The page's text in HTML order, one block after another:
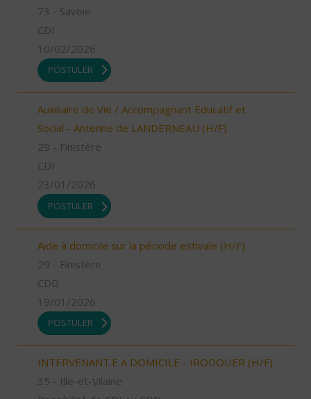
73 - Savoie
CDI
10/02/2026
POSTULER
Auxiliaire de Vie / Accompagnant Educatif et
Social - Antenne de LANDERNEAU (H/F)
29 - Finistère
CDI
23/01/2026
POSTULER
Aide à domicile sur la période estivale (H/F)
29 - Finistère
CDD
19/01/2026
POSTULER
INTERVENANT.E A DOMICILE - IRODOUER (H/F)
35 - Ille-et-Vilaine